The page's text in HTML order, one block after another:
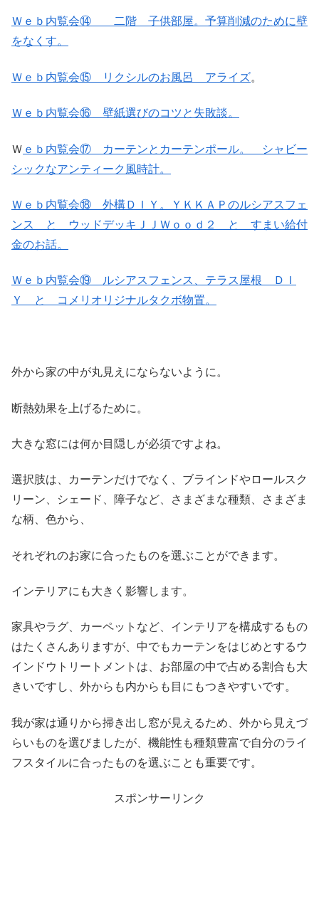
Ｗｅｂ内覧会⑭ 二階 子供部屋。予算削減のために壁
をなくす。
Ｗｅｂ内覧会⑮ リクシルのお風呂 アライズ。
Ｗｅｂ内覧会⑯ 壁紙選びのコツと失敗談。
Ｗ ｅｂ内覧会⑰ カーテンとカーテンポール。 シャビー
シックなアンティーク風時計。
Ｗｅｂ内覧会⑱ 外構ＤＩＹ。ＹＫＫＡＰのルシアスフェ
ンス と ウッドデッキＪＪＷｏｏｄ２ と すまい給付
金のお話。
Ｗｅｂ内覧会⑲ ルシアスフェンス、テラス屋根 ＤＩ
Ｙ と コメリオリジナルタクボ物置。
外から家の中が丸見えにならないように。
断熱効果を上げるために。
大きな窓には何か目隠しが必須ですよね。
選択肢は、カーテンだけでなく、ブラインドやロールスク
リーン、シェード、障子など、さまざまな種類、さまざま
な柄、色から、
それぞれのお家に合ったものを選ぶことができます。
インテリアにも大きく影響します。
家具やラグ、カーペットなど、インテリアを構成するもの
はたくさんありますが、中でもカーテンをはじめとするウ
インドウトリートメントは、お部屋の中で占める割合も大
きいですし、外からも内からも目にもつきやすいです。
我が家は通りから掃き出し窓が見えるため、外から見えづ
らいものを選びましたが、機能性も種類豊富で自分のライ
フスタイルに合ったものを選ぶことも重要です。
スポンサーリンク